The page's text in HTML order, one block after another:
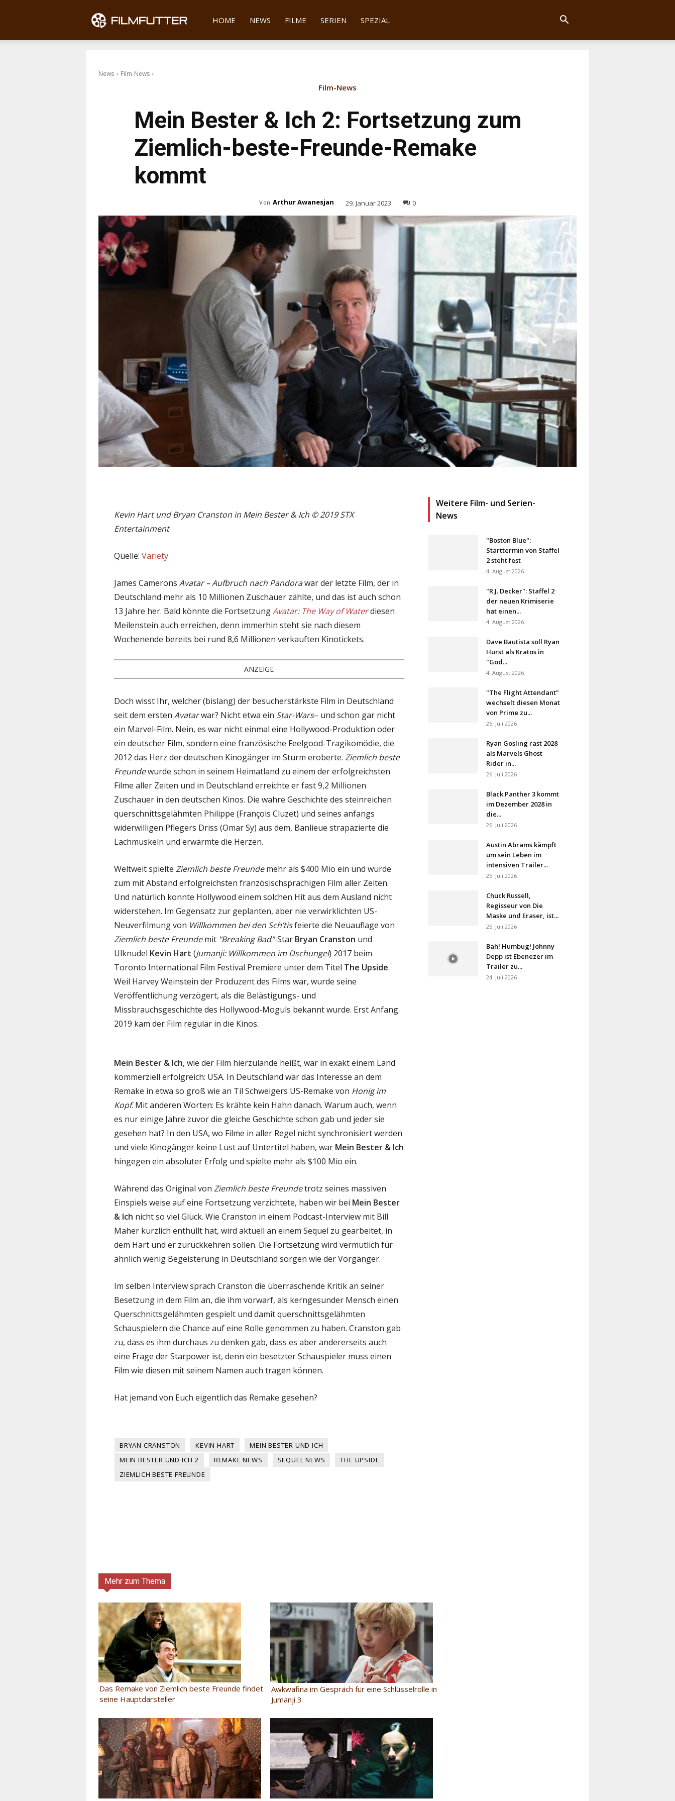
Filmfutter
HOME NEWS FILME SERIEN SPEZIAL
News Film-News
Film-News
Mein Bester & Ich 2: Fortsetzung zum
Ziemlich-beste-Freunde-Remake
kommt
Von Arthur Awanesjan 29. Januar 2023 0
Kevin Hart und Bryan Cranston in Mein Bester & Ich © 2019 STX
Entertainment
Quelle: Variety
James Camerons Avatar – Aufbruch nach Pandorawar der letzte Film, der in
Deutschland mehr als 10 Millionen Zuschauer zählte, und das ist auch schon
13 Jahre her. Bald könnte die FortsetzungAvatar: The Way of Waterdiesen
Meilenstein auch erreichen, denn immerhin steht sie nach diesem
Wochenende bereits bei rund 8,6 Millionen verkauften Kinotickets.
ANZEIGE
Doch wisst Ihr, welcher (bislang) der besucherstärkste Film in Deutschland
seit dem ersten Avatarwar? Nicht etwa ein Star-Wars– und schon gar nicht
ein Marvel-Film. Nein, es war nicht einmal eine Hollywood-Produktion oder
ein deutscher Film, sondern eine französische Feelgood-Tragikomödie, die
2012 das Herz der deutschen Kinogänger im Sturm eroberte. Ziemlich beste
Freundewurde schon in seinem Heimatland zu einem der erfolgreichsten
Filme aller Zeiten und in Deutschland erreichte er fast 9,2 Millionen
Zuschauer in den deutschen Kinos. Die wahre Geschichte des steinreichen
querschnittsgelähmten Philippe (François Cluzet) und seines anfangs
widerwilligen Pflegers Driss (Omar Sy) aus dem, Banlieue strapazierte die
Lachmuskeln und erwärmte die Herzen.
Weltweit spielte Ziemlich beste Freundemehr als $400 Mio ein und wurde
zum mit Abstand erfolgreichsten französischsprachigen Film aller Zeiten.
Und natürlich konnte Hollywood einem solchen Hit aus dem Ausland nicht
widerstehen. Im Gegensatz zur geplanten, aber nie verwirklichten US-
Neuverfilmung von Willkommen bei den Sch’tisfeierte die Neuauflage von
Ziemlich beste Freundemit "Breaking Bad"-Star Bryan Cranston und
Ulknudel Kevin Hart (Jumanji: Willkommen im Dschungel) 2017 beim
Toronto International Film Festival Premiere unter dem Titel The Upside.
Weil Harvey Weinstein der Produzent des Films war, wurde seine
Veröffentlichung verzögert, als die Belästigungs- und
Missbrauchsgeschichte des Hollywood-Moguls bekannt wurde. Erst Anfang
2019 kam der Film regulär in die Kinos.
Mein Bester & Ich, wie der Film hierzulande heißt, war in exakt einem Land
kommerziell erfolgreich: USA. In Deutschland war das Interesse an dem
Remake in etwa so groß wie an Til Schweigers US-Remake von Honig im
Kopf. Mit anderen Worten: Es krähte kein Hahn danach. Warum auch, wenn
es nur einige Jahre zuvor die gleiche Geschichte schon gab und jeder sie
gesehen hat? In den USA, wo Filme in aller Regel nicht synchronisiert werden
und viele Kinogänger keine Lust auf Untertitel haben, war Mein Bester & Ich
hingegen ein absoluter Erfolg und spielte mehr als $100 Mio ein.
Während das Original von Ziemlich beste Freundetrotz seines massiven
Einspiels weise auf eine Fortsetzung verzichtete, haben wir bei Mein Bester
& Ich nicht so viel Glück. Wie Cranston in einem Podcast-Interview mit Bill
Maher kürzlich enthüllt hat, wird aktuell an einem Sequel zu gearbeitet, in
dem Hart und er zurückkehren sollen. Die Fortsetzung wird vermutlich für
ähnlich wenig Begeisterung in Deutschland sorgen wie der Vorgänger.
Im selben Interview sprach Cranston die überraschende Kritik an seiner
Besetzung in dem Film an, die ihm vorwarf, als kerngesunder Mensch einen
Querschnittsgelähmten gespielt und damit querschnittsgelähmten
Schauspielern die Chance auf eine Rolle genommen zu haben. Cranston gab
zu, dass es ihm durchaus zu denken gab, dass es aber andererseits auch
eine Frage der Starpower ist, denn ein besetzter Schauspieler muss einen
Film wie diesen mit seinem Namen auch tragen können.
Hat jemand von Euch eigentlich das Remake gesehen?
BRYAN CRANSTON KEVIN HART
MEIN BESTER UND ICH
MEIN BESTER UND ICH 2
REMAKE NEWS SEQUEL NEWS
THE UPSIDE
ZIEMLICH BESTE FREUNDE
Weitere Film- und Serien-
News
"Boston Blue":
Starttermin von Staffel
2 steht fest
4. August 2026
"R.J. Decker": Staffel 2
der neuen Krimiserie
hat einen...
4. August 2026
Dave Bautista soll Ryan
Hurst als Kratos in
"God...
4. August 2026
"The Flight Attendant"
wechselt diesen Monat
von Prime zu...
26. Juli 2026
Ryan Gosling rast 2028
als Marvels Ghost
Rider in...
26. Juli 2026
Black Panther 3 kommt
im Dezember 2028 in
die...
26. Juli 2026
Austin Abrams kämpft
um sein Leben im
intensiven Trailer...
25. Juli 2026
Chuck Russell,
Regisseur von Die
Maske und Eraser, ist...
25. Juli 2026
Bah! Humbug! Johnny
Depp ist Ebenezer im
Trailer zu...
24. Juli 2026
Mehr zum Thema
Das Remake von Ziemlich beste Freunde findet
seine Hauptdarsteller
Awkwafina im Gespräch für eine Schlüsselrolle in
Jumanji 3